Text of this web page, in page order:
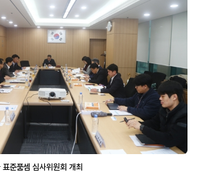
준품셈 심사위원회 개최